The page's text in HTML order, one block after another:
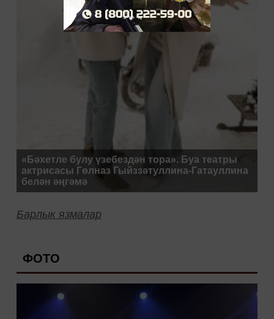
«Бәхетле булу үзебездән тора». Буа театры
актрисасы Гөлназ Гыйззәтуллина-Гатауллина
белән әңгәмә
Барлык язмалар
ФОТО